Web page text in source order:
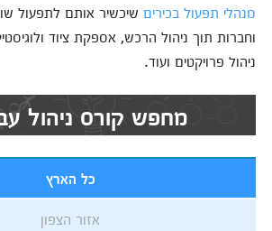
מנהלי תפעול בכיריםשיכשיר אותם לתפעול
וחברות תוך ניהול הרכש, אספקת ציוד
ניהול פרויקטים ועוד.
מחפש קורס ניהול
כל הארץ
אזור הצפון